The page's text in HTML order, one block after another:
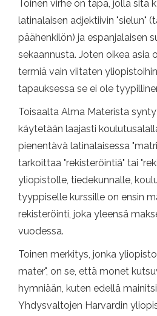
Toinen virhe on tapa, jolla sitä
latinalaisen adjektiivin "sielun"
päähenkilön) ja espanjalaisen
sekaannusta. Joten oikea asia
termiä vain viitaten
tapauksessa se ei ole
Toisaalta Alma Materista
käytetään laajasti
pienentävä latinalaisessa
tarkoittaa "rekisteröintiä" tai
yliopistolle, tiedekunnalle,
tyyppiselle kurssille on ensin
rekisteröinti, joka yleensä
vuodessa.
Toinen merkitys, jonka
mater", on se, että monet
hymniään, kuten edellä
Yhdysvaltojen Harvardin